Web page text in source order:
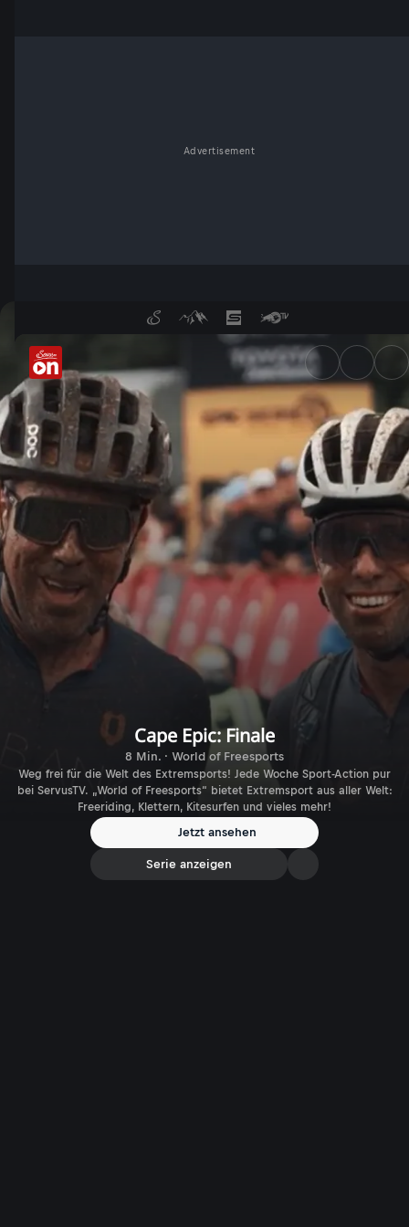
Advertisement
Cape Epic: Finale - ServusTV
Cape Epic: Finale
8 Min. · World of Freesports
Weg frei für die Welt des Extremsports! Jede Woche Sport-Action pur
bei ServusTV. „World of Freesports“ bietet Extremsport aus aller Welt:
Freeriding, Klettern, Kitesurfen und vieles mehr!
Jetzt ansehen
Serie anzeigen